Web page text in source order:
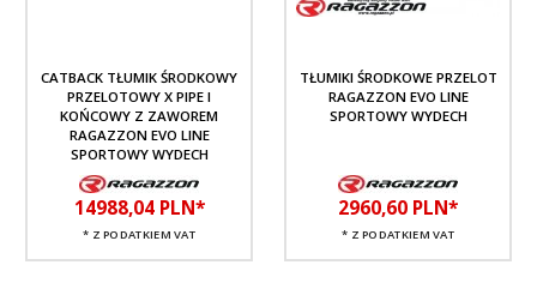
CATBACK TŁUMIK ŚRODKOWY
PRZELOTOWY X PIPE I
KOŃCOWY Z ZAWOREM
RAGAZZON EVO LINE
SPORTOWY WYDECH
14988,04 PLN*
* Z PODATKIEM VAT
TŁUMIKI ŚRODKOWE PRZELOT
RAGAZZON EVO LINE
SPORTOWY WYDECH
2960,60 PLN*
* Z PODATKIEM VAT